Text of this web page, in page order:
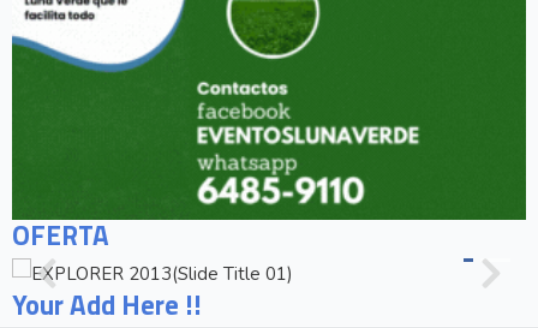
OFERTA
Your Add Here !!